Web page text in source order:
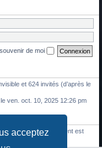
acceptez
de moi
et 624 invités (d’après le
, le ven. oct. 10, 2025 12:26 pm
enregistré le plus récent est